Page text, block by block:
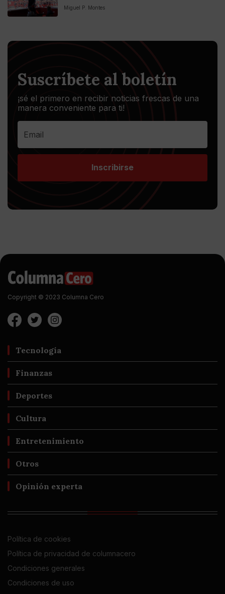
Miguel P. Montes
Suscríbete al boletín
¡sé el primero en recibir noticias frescas de una
manera conveniente para ti!
Inscribirse
Copyright © 2023 Columna Cero
Tecnología
Finanzas
Deportes
Cultura
Entretenimiento
Otros
Opinión experta
Política de cookies
Política de privacidad de columnacero
Condiciones generales
Condiciones de uso